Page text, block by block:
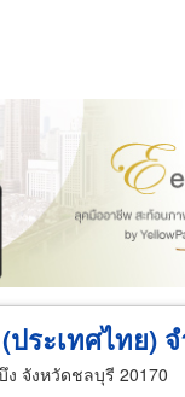
แทนจัดจำหน่าย ผู้ส่
ระเทศไทย)
จังหวัดชลบุรี 20170